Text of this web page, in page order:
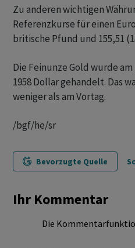
Zu anderen wichtigen
Referenzkurse für einen
britische Pfund und 155,51
Die Feinunze Gold wurde
1958 Dollar gehandelt. Das
weniger als am Vortag.
/bgf/he/sr
Bevorzugte Quelle
Ihr Kommentar
Die